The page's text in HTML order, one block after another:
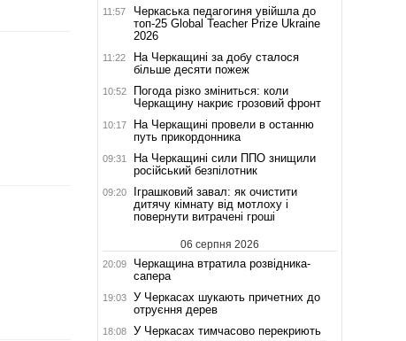
11:57
Черкаська педагогиня увійшла до
топ-25 Global Teacher Prize Ukraine
2026
11:22
На Черкащині за добу сталося
більше десяти пожеж
10:52
Погода різко зміниться: коли
Черкащину накриє грозовий фронт
10:17
На Черкащині провели в останню
путь прикордонника
09:31
На Черкащині сили ППО знищили
російський безпілотник
09:20
Іграшковий завал: як очистити
дитячу кімнату від мотлоху і
повернути витрачені гроші
06 серпня 2026
20:09
Черкащина втратила розвідника-
сапера
19:03
У Черкасах шукають причетних до
отруєння дерев
18:08
У Черкасах тимчасово перекриють